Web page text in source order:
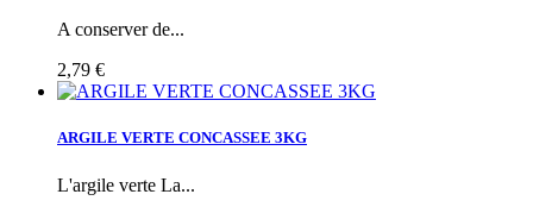
A conserver de...
2,79 €
ARGILE VERTE CONCASSEE 3KG
L'argile verte La...